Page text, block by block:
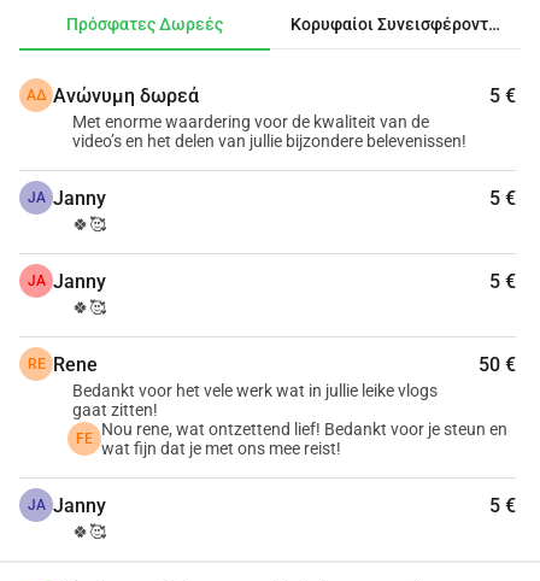
Νότια Αμερική, μέσω της λεγόμενης Παναμερικανικής
Απολαμβάνεις τα βίντεό μας, εκτιμάς τη δουλειά που
απαιτείται και θέλεις να μας στηρίξεις; Μπορείς να το
Σας ευχαριστούμε πολύ πολύ πολύ!!!
Με πολλή αγάπη,
Πασκάλ, Εέφκε, Νίνκε και Καρλάιν - Family Everywhere
Πρόσφατες Δωρεές Κορυφαίοι Συνεισφέροντες
ΑΔ Ανώνυμη δωρεά 5 €
Met enorme waardering voor de kwaliteit van de
video’s en het delen van jullie bijzondere belevenissen!
JA Janny 5 €
🍀🥰
JA Janny 5 €
🍀🥰
RE Rene 50 €
Bedankt voor het vele werk wat in jullie leike vlogs
gaat zitten!
FE Nou rene, wat ontzettend lief! Bedankt voor je steun en
wat fijn dat je met ons mee reist!
JA Janny 5 €
🍀🥰